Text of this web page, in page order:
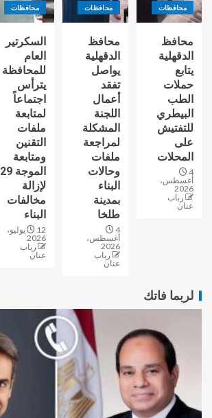
محافظات
محافظ
الدقهلية
يتابع
حملات
الطب
البيطري
للتفتيش
على
المحلات
4
أغسطس،
2026
رباب
عنان
محافظات
محافظ
الدقهلية
يواصل
تفقد
أعمال
اللجنة
المشكلة
لمراجعة
ملفات
وحالات
البناء
بمدينة
طلخا
4
أغسطس،
2026
رباب
عنان
محافظات
السكرتير
العام
للمحافظة
يترأس
اجتماعاً
لمتابعة
ملفات
التقنين
ومتابعة
الموجة 29
لإزالة
مخالفات
البناء
12 يوليو،
2026
رباب
عنان
لربما فاتك